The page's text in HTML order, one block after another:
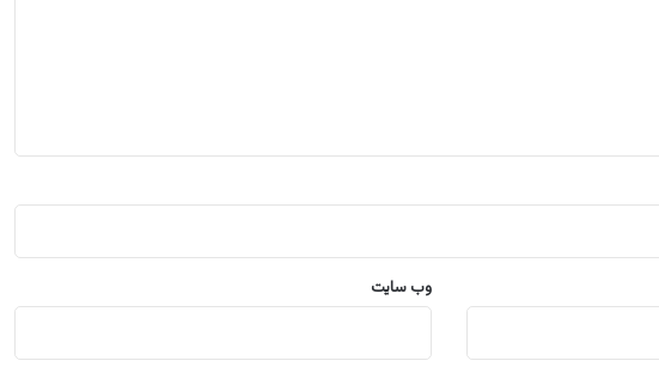
وب‌ سایت